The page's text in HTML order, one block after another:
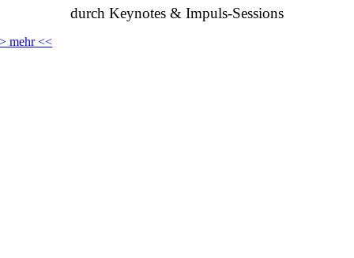
durch Keynotes & Impuls-Sessions
mehr <<